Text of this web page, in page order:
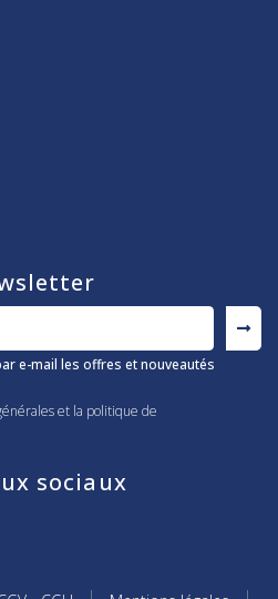
e-mail les offres et nouveautés
et la politique de
sociaux